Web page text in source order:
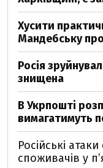
Хусити
Мандебську
Росія
знищена
В Укрпошті
вимагатимуть
Російські
споживачів у